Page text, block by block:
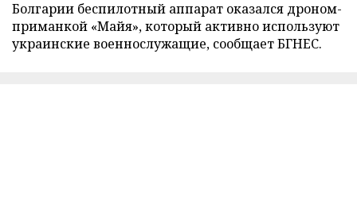
Болгарии беспилотный аппарат оказался дроном-
приманкой «Майя», который активно используют
украинские военнослужащие, сообщает БГНЕС.